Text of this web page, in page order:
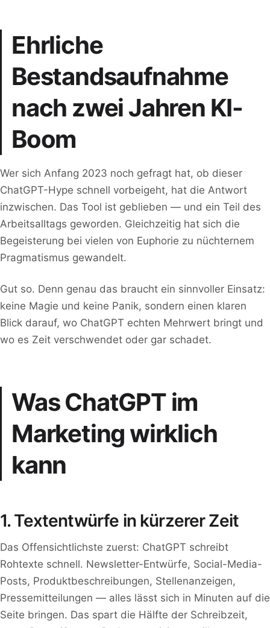
Ehrliche
Bestandsaufnahme
nach zwei Jahren KI-
Boom
Wer sich Anfang 2023 noch gefragt hat, ob dieser
ChatGPT-Hype schnell vorbeigeht, hat die Antwort
inzwischen. Das Tool ist geblieben — und ein Teil des
Arbeitsalltags geworden. Gleichzeitig hat sich die
Begeisterung bei vielen von Euphorie zu nüchternem
Pragmatismus gewandelt.
Gut so. Denn genau das braucht ein sinnvoller Einsatz:
keine Magie und keine Panik, sondern einen klaren
Blick darauf, wo ChatGPT echten Mehrwert bringt und
wo es Zeit verschwendet oder gar schadet.
Was ChatGPT im
Marketing wirklich
kann
1. Textentwürfe in kürzerer Zeit
Das Offensichtlichste zuerst: ChatGPT schreibt
Rohtexte schnell. Newsletter-Entwürfe, Social-Media-
Posts, Produktbeschreibungen, Stellenanzeigen,
Pressemitteilungen — alles lässt sich in Minuten auf die
Seite bringen. Das spart die Hälfte der Schreibzeit,